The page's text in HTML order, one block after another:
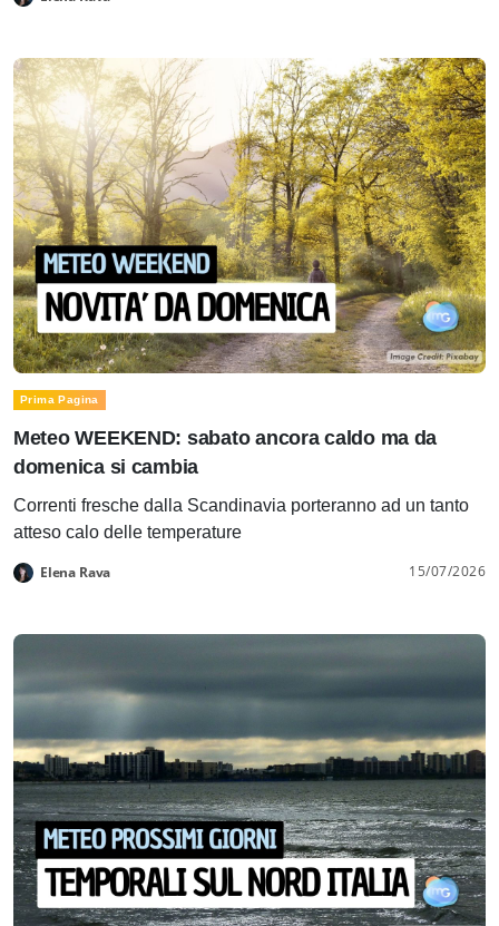
Prima Pagina
Meteo WEEKEND: sabato ancora caldo ma da
domenica si cambia
Correnti fresche dalla Scandinavia porteranno ad un tanto
atteso calo delle temperature
Elena Rava 15/07/2026